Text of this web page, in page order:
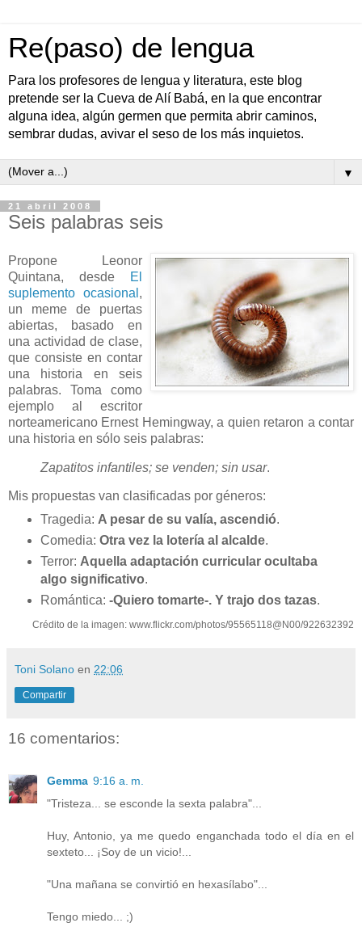
Re(paso) de lengua
Para los profesores de lengua y literatura, este blog
pretende ser la Cueva de Alí Babá, en la que encontrar
alguna idea, algún germen que permita abrir caminos,
sembrar dudas, avivar el seso de los más inquietos.
▼
21 abril 2008
Seis palabras seis
Propone Leonor
Quintana, desde
El
suplemento ocasional ,
un meme de puertas
abiertas, basado en
una actividad de clase,
que consiste en contar
una historia en seis
palabras. Toma como
ejemplo al escritor
norteamericano Ernest Hemingway, a quien retaron a contar
una historia en sólo seis palabras:
Zapatitos infantiles; se venden; sin usar.
Mis propuestas van clasificadas por géneros:
Tragedia: A pesar de su valía, ascendió.
Comedia: Otra vez la lotería al alcalde.
Terror: Aquella adaptación curricular ocultaba
algo significativo.
Romántica: -Quiero tomarte-. Y trajo dos tazas.
Crédito de la imagen: www.flickr.com/photos/95565118@N00/922632392
Toni Solano en 22:06
Compartir
16 comentarios:
Gemma 9:16 a. m.
"Tristeza... se esconde la sexta palabra"...
Huy, Antonio, ya me quedo enganchada todo el día en el
sexteto... ¡Soy de un vicio!...
"Una mañana se convirtió en hexasílabo"...
Tengo miedo... ;)